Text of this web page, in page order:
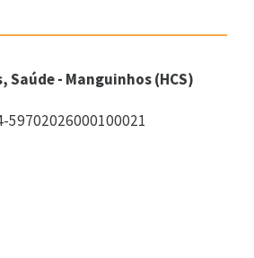
Saúde - Manguinhos (HCS)
59702026000100021